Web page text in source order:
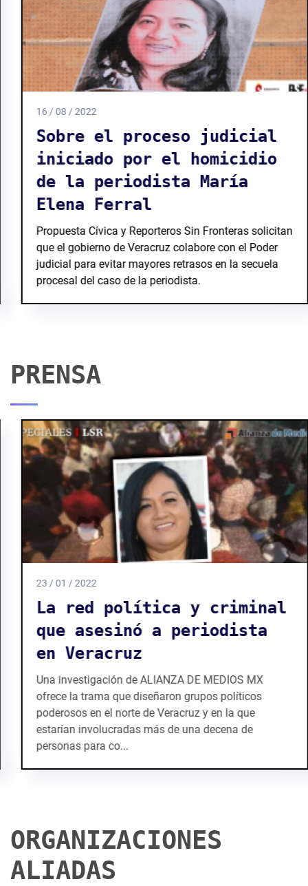
16 / 08 / 2022
Sobre el proceso judicial
iniciado por el homicidio
de la periodista María
Elena Ferral
Propuesta Cívica y Reporteros Sin Fronteras solicitan
que el gobierno de Veracruz colabore con el Poder
judicial para evitar mayores retrasos en la secuela
procesal del caso de la periodista.
PRENSA
23 / 01 / 2022
La red política y criminal
que asesinó a periodista
en Veracruz
Una investigación de ALIANZA DE MEDIOS MX
ofrece la trama que diseñaron grupos políticos
poderosos en el norte de Veracruz y en la que
estarían involucradas más de una decena de
personas para co...
ORGANIZACIONES
ALIADAS